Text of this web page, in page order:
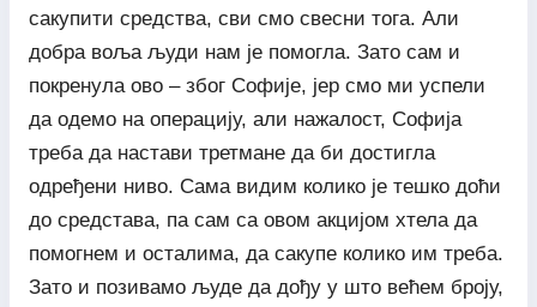
сакупити средства, сви смо свесни тога. Али
добра воља људи нам је помогла. Зато сам и
покренула ово – због Софије, јер смо ми успели
да одемо на операцију, али нажалост, Софија
треба да настави третмане да би достигла
одређени ниво. Сама видим колико је тешко доћи
до средстава, па сам са овом акцијом хтела да
помогнем и осталима, да сакупе колико им треба.
Зато и позивамо људе да дођу у што већем броју,